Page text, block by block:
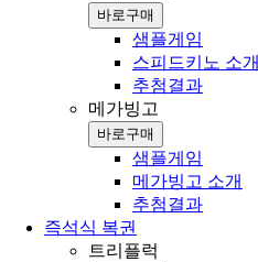
바로구매
샘플게임
스피드키노 소개
추첨결과
메가빙고
바로구매
샘플게임
메가빙고 소개
추첨결과
즉석식 복권
트리플럭